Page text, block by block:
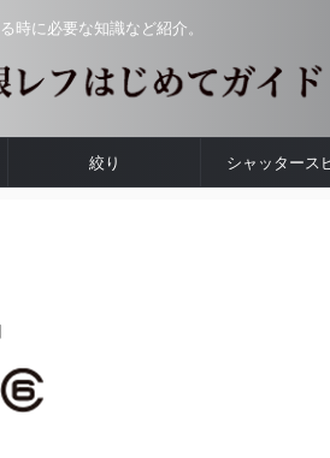
時に必要な知識など紹介。
絞り シャッタース